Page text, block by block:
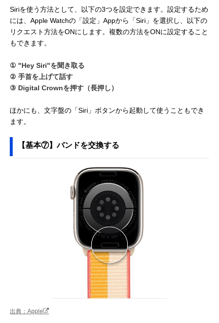
Siriを使う方法として、以下の3つを設定できます。設定するため
には、Apple Watchの「設定」Appから「Siri」を選択し、以下の
リクエスト方法をONにします。複数の方法をONに設定すること
もできます。
① "Hey Siri"を聞き取る
② 手首を上げて話す
③ Digital Crownを押す（長押し）
ほかにも、文字盤の「Siri」ボタンから起動して使うこともでき
ます。
【基本⑦】バンドを交換する
出典：Apple